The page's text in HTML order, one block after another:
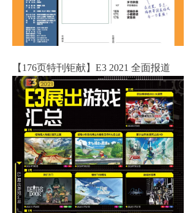
【176页特刊钜献】E3 2021 全面报道